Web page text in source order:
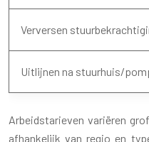
Verversen
Uitlijnen na stuurhuis/
Arbeidstarieven variëren
afhankelijk van regio en